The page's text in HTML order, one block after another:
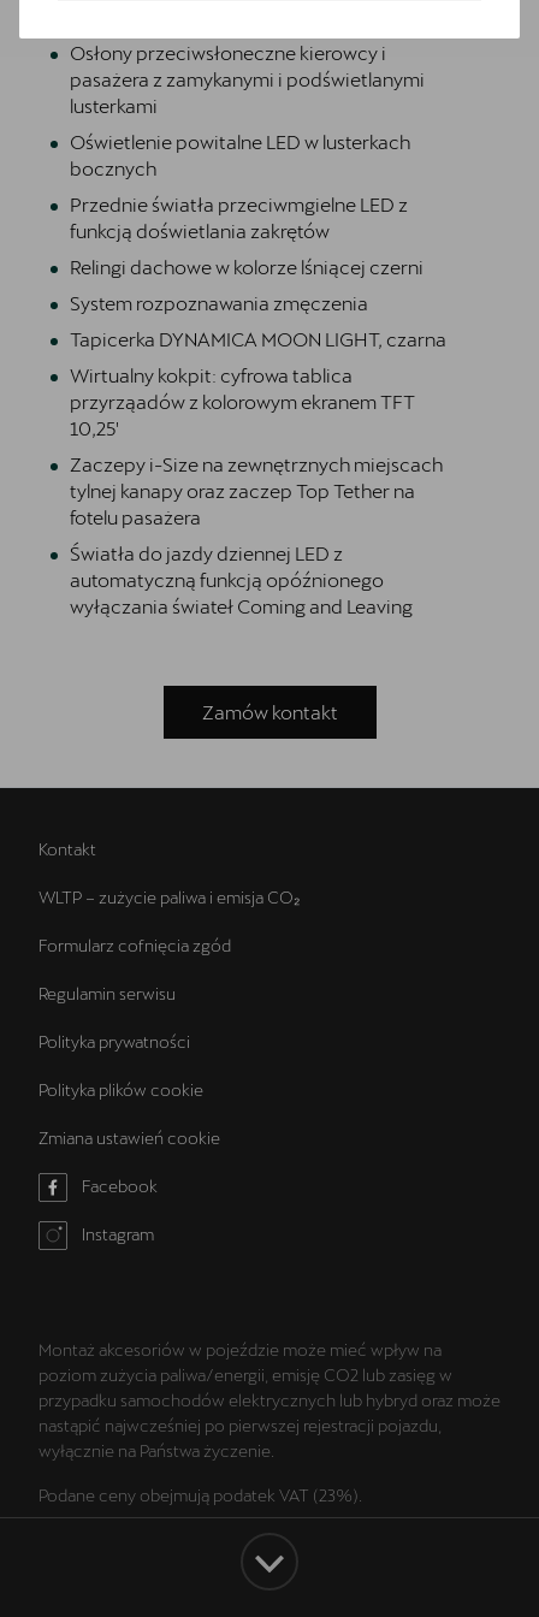
Osłony przeciwsłoneczne kierowcy i
pasażera z zamykanymi i podświetlanymi
lusterkami
Oświetlenie powitalne LED w lusterkach
bocznych
Przednie światła przeciwmgielne LED z
funkcją doświetlania zakrętów
Relingi dachowe w kolorze lśniącej czerni
System rozpoznawania zmęczenia
Tapicerka DYNAMICA MOON LIGHT, czarna
Wirtualny kokpit: cyfrowa tablica
przyrząadów z kolorowym ekranem TFT
10,25'
Zaczepy i-Size na zewnętrznych miejscach
tylnej kanapy oraz zaczep Top Tether na
fotelu pasażera
Światła do jazdy dziennej LED z
automatyczną funkcją opóźnionego
wyłączania świateł Coming and Leaving
Zamów kontakt
Kontakt
WLTP – zużycie paliwa i emisja CO₂
Formularz cofnięcia zgód
Regulamin serwisu
Polityka prywatności
Polityka plików cookie
Zmiana ustawień cookie
Facebook
Instagram
Montaż akcesoriów w pojeździe może mieć wpływ na
poziom zużycia paliwa/energii, emisję CO2 lub zasięg w
przypadku samochodów elektrycznych lub hybryd oraz może
nastąpić najwcześniej po pierwszej rejestracji pojazdu,
wyłącznie na Państwa życzenie.
Podane ceny obejmują podatek VAT (23%).
Wszelkie prezentowane informacje, w szczególności zdjęcia,
wykresy, specyfikacje, opisy, rysunki lub parametry techniczne
nie stanowią oferty w rozumieniu Kodeksu cywilnego oraz nie